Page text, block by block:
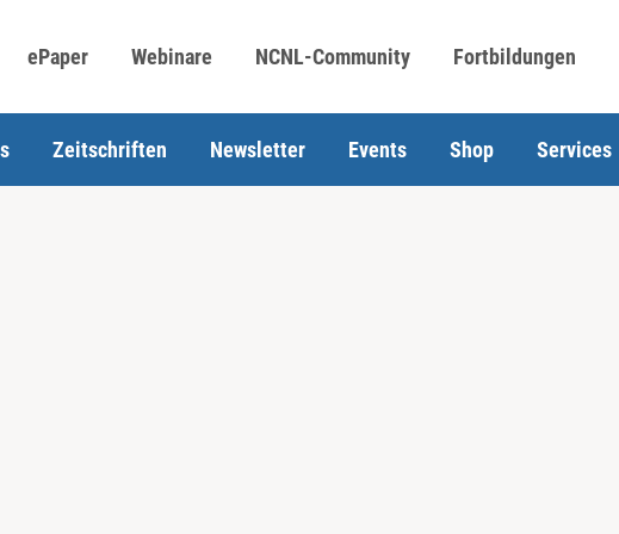
ePaper Webinare NCNL-Community Fortbildungen
Zeitschriften Newsletter Events Shop Services